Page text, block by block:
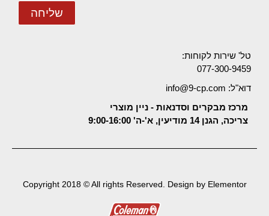
שליחה
טל' שירות לקוחות:
077-300-9459
דוא"ל: info@9-cp.com
מרכז מבקרים וסדנאות - ניין מוצרי
צריכה, הגנן 14 מודיעין, א'-ה' 9:00-16:00
Copyright 2018 © All rights Reserved. Design by Elementor